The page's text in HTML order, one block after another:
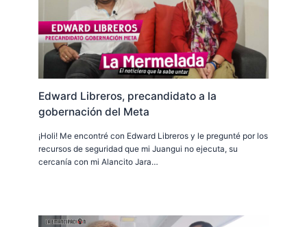
Edward Libreros, precandidato a la
gobernación del Meta
¡Holi! Me encontré con Edward Libreros y le pregunté por los
recursos de seguridad que mi Juangui no ejecuta, su
cercanía con mi Alancito Jara…